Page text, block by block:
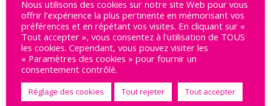
Ils nous soutiennent
Nous utilisons des cookies sur notre site Web pour vous
offrir l'expérience la plus pertinente en mémorisant vos
préférences et en répétant vos visites. En cliquant sur «
Tout accepter », vous consentez à l'utilisation de TOUS
les cookies. Cependant, vous pouvez visiter les
« Paramètres des cookies » pour fournir un
consentement contrôlé.
Réglage des cookies Tout rejeter Tout accepter